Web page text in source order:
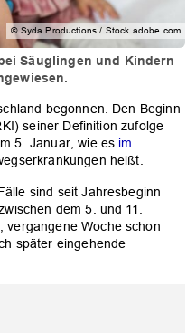
© Syda Productions / Stock.adobe.com
Säuglingen und Kindern
begonnen. Den Beginn
seiner Definition zufolge
5. Januar, wie es im
heißt.
sind seit Jahresbeginn
dem 5. und 11.
vergangene Woche schon
später eingehende